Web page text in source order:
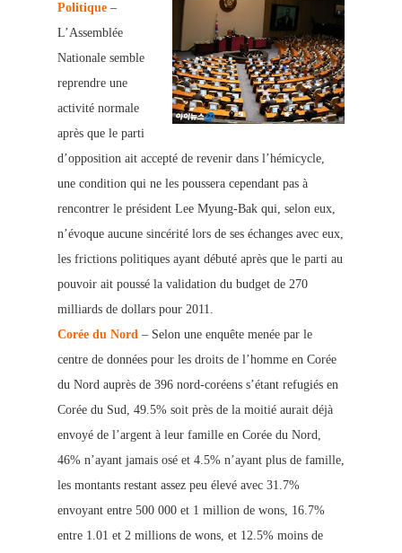
Politique –
L’Assemblée
Nationale semble
reprendre une
activité normale
après que le parti
d’opposition ait accepté de revenir dans l’hémicycle,
une condition qui ne les poussera cependant pas à
rencontrer le président Lee Myung-Bak qui, selon eux,
n’évoque aucune sincérité lors de ses échanges avec eux,
les frictions politiques ayant débuté après que le parti au
pouvoir ait poussé la validation du budget de 270
milliards de dollars pour 2011.
Corée du Nord – Selon une enquête menée par le
centre de données pour les droits de l’homme en Corée
du Nord auprès de 396 nord-coréens s’étant refugiés en
Corée du Sud, 49.5% soit près de la moitié aurait déjà
envoyé de l’argent à leur famille en Corée du Nord,
46% n’ayant jamais osé et 4.5% n’ayant plus de famille,
les montants restant assez peu élevé avec 31.7%
envoyant entre 500 000 et 1 million de wons, 16.7%
entre 1.01 et 2 millions de wons, et 12.5% moins de